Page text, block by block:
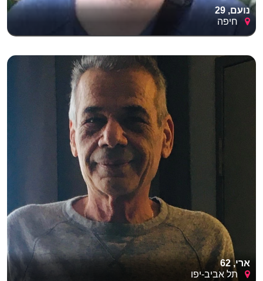
נועם, 29
חיפה
ארי, 62
תל אביב-יפו